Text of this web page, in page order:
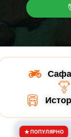
★ПОПУЛЯРНО